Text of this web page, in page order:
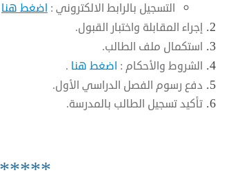
التسجيل بالرابط الالكتروني : اضغط هنا
إجراء المقابلة واختبار القبول.
استكمال ملف الطالب.
الشروط والأحكام : اضغط هنا .
دفع رسوم الفصل الدراسي الأول.
تأكيد تسجيل الطالب بالمدرسة.